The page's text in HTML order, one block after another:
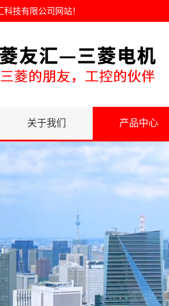
科技有限公司网站！
关于我们 产品中心